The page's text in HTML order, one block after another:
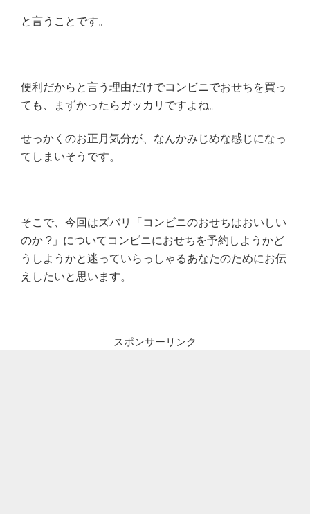
と言うことです。
便利だからと言う理由だけでコンビニでおせちを買っ
ても、まずかったらガッカリですよね。
せっかくのお正月気分が、なんかみじめな感じになっ
てしまいそうです。
そこで、今回はズバリ「コンビニのおせちはおいしい
のか ?」についてコンビニにおせちを予約しようかど
うしようかと迷っていらっしゃるあなたのためにお伝
えしたいと思います。
スポンサーリンク